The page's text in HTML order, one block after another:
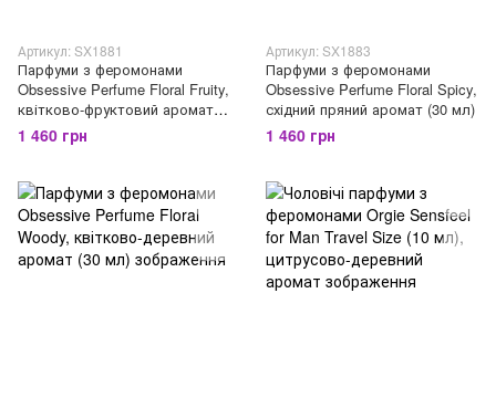
Артикул: SX1881
Парфуми з феромонами
Obsessive Perfume Floral Fruity,
квітково-фруктовий аромат
(30 мл)
1 460 грн
Артикул: SX1883
Парфуми з феромонами
Obsessive Perfume Floral Spicy,
східний пряний аромат (30 мл)
1 460 грн